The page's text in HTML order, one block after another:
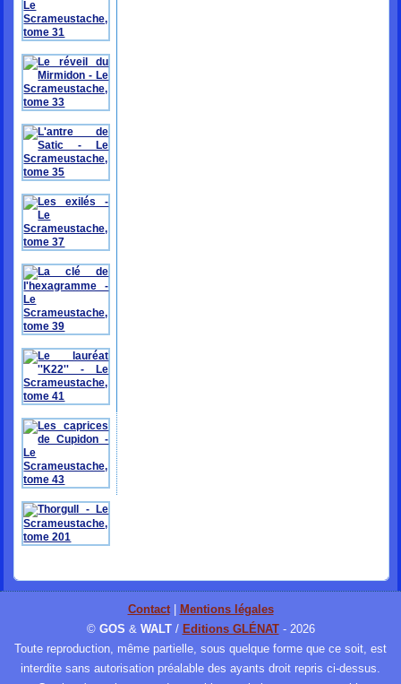
Contact|
Mentions légales
© GOS & WALT/ Editions GLÉNAT- 2026
Toute reproduction, même partielle, sous quelque forme que ce soit, est
interdite sans autorisation préalable des ayants droit repris ci-dessus.